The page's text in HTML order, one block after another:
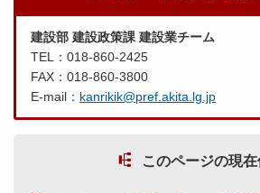
建設部 建設政策課 建設業チーム
TEL：018-860-2425
FAX：018-860-3800
E-mail： kanrikik@pref.akita.lg.jp
このページの現